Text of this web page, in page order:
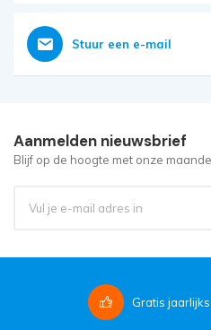
Stuur een e-mail
Aanmelden nieuwsbrief
Blijf op de hoogte met onze
Gratis